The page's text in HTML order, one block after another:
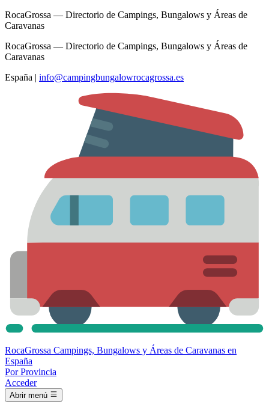
RocaGrossa — Directorio de Campings, Bungalows y Áreas de
Caravanas
RocaGrossa — Directorio de Campings, Bungalows y Áreas de
Caravanas
España | info@campingbungalowrocagrossa.es
RocaGrossa Campings, Bungalows y Áreas de Caravanas en
España
Por Provincia
Acceder
Abrir menú